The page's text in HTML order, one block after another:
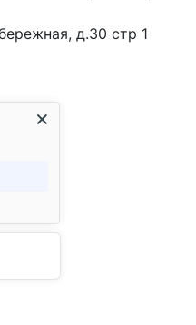
д.30 стр 1